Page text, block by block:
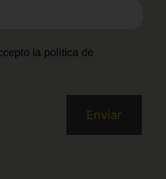
la política de